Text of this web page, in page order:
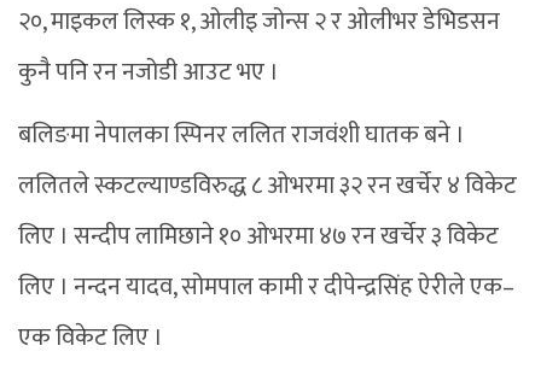
२०, माइकल लिस्क १, ओलीइ जोन्स २ र ओलीभर डेभिडसन
कुनै पनि रन नजोडी आउट भए ।
बलिङमा नेपालका स्पिनर ललित राजवंशी घातक बने ।
ललितले स्कटल्याण्डविरुद्ध ८ ओभरमा ३२ रन खर्चेर ४ विकेट
लिए । सन्दीप लामिछाने १० ओभरमा ४७ रन खर्चेर ३ विकेट
लिए । नन्दन यादव, सोमपाल कामी र दीपेन्द्रसिंह ऐरीले एक–
एक विकेट लिए ।